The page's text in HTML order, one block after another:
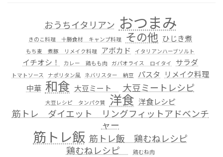
おうちイタリアン おつまみ
きのこ料理 十勝食材 キャンプ料理 その他 ひじき煮
もち麦 煮豚 リメイク料理 アボカド イタリアンハーブソルト
イチオシ！ カレー 鶏もも肉 ガパオライス ロイタイ サラダ
トマトソース ナポリタン風 ネバリスター 納豆 パスタ
リメイク料理
中華 和食 大豆ミート 大豆ミートレシピ
大豆レシピ タンパク質 洋食 洋食レシピ
筋トレ ダイエット リングフィットアドベンチ
ャー
筋トレ飯 筋トレ飯 鶏むねレシピ
鶏むねレシピ
鶏むね肉